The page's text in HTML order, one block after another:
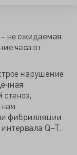
не ожидаемая
часа от
нарушение
фибрилляции
Q–T.